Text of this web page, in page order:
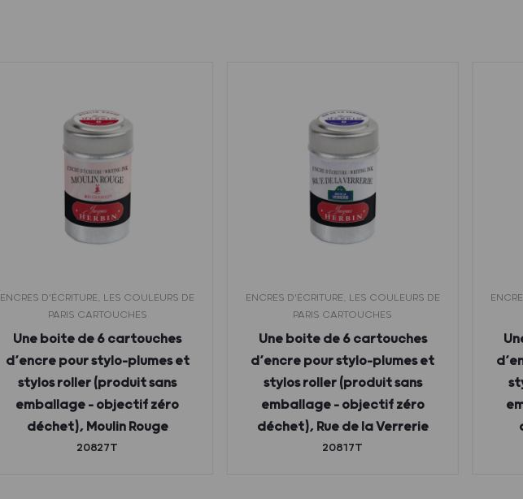
ENCRES D'ÉCRITURE, LES COULEURS DE
PARIS CARTOUCHES
Une boite de 6 cartouches
d’encre pour stylo-plumes et
stylos roller (produit sans
emballage – objectif zéro
déchet), Moulin Rouge
20827T
ENCRES D'ÉCRITURE, LES COULEURS DE
PARIS CARTOUCHES
Une boite de 6 cartouches
d’encre pour stylo-plumes et
stylos roller (produit sans
emballage – objectif zéro
déchet), Rue de la Verrerie
20817T